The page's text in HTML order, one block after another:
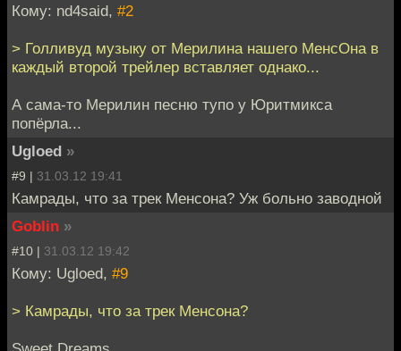
Кому: nd4said, #2
> Голливуд музыку от Мерилина нашего МенсОна в
каждый второй трейлер вставляет однако...
А сама-то Мерилин песню тупо у Юритмикса
попёрла...
Ugloed »
#9 | 31.03.12 19:41
Камрады, что за трек Менсона? Уж больно заводной
Goblin »
#10 | 31.03.12 19:42
Кому: Ugloed, #9
> Камрады, что за трек Менсона?